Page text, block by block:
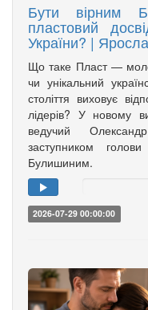
Бути вірним
пластовий
України? |
Що таке Пласт —
чи унікальний
століття виховує
лідерів? У новому
ведучий
заступником
Булишиним.
2026-07-29 00:00:00